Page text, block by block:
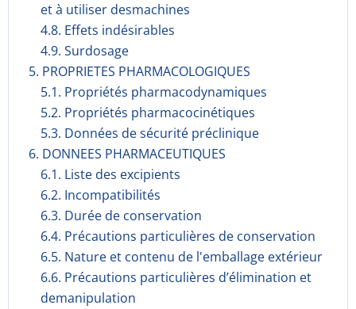
et à utiliser desmachines
4.8. Effets indésirables
4.9. Surdosage
5. PROPRIETES PHARMACOLOGIQUES
5.1. Propriétés pharmacodynami­ques
5.2. Propriétés pharmacocinéti­ques
5.3. Données de sécurité préclinique
6. DONNEES PHARMACEUTIQUES
6.1. Liste des excipients
6.2. Incompati­bilités
6.3. Durée de conservation
6.4. Précautions particulières de conservation
6.5. Nature et contenu de l'emballage extérieur
6.6. Précautions particulières d’élimination et
demanipulation